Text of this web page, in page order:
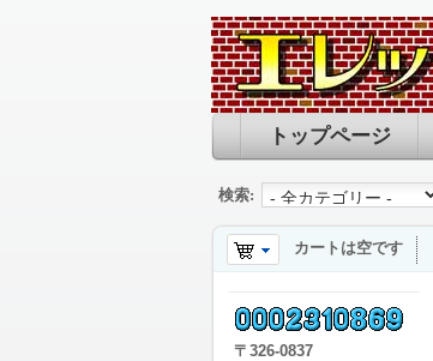
トップページ
検索:
カートは空です
〒 326-0837